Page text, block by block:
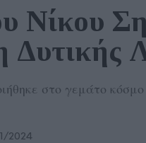
Νίκου
Δυτικής
στο γεμάτο
2024